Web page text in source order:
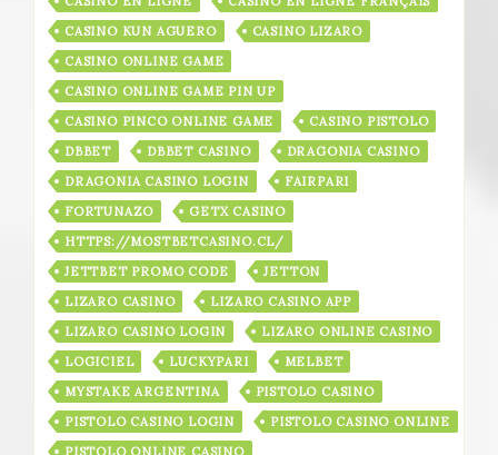
CASINO KUN AGUERO
CASINO LIZARO
CASINO ONLINE GAME
CASINO ONLINE GAME PIN UP
CASINO PINCO ONLINE GAME
CASINO PISTOLO
DBBET
DBBET CASINO
DRAGONIA CASINO
DRAGONIA CASINO LOGIN
FAIRPARI
FORTUNAZO
GETX CASINO
HTTPS://MOSTBETCASINO.CL/
JETTBET PROMO CODE
JETTON
LIZARO CASINO
LIZARO CASINO APP
LIZARO CASINO LOGIN
LIZARO ONLINE CASINO
LOGICIEL
LUCKYPARI
MELBET
MYSTAKE ARGENTINA
PISTOLO CASINO
PISTOLO CASINO LOGIN
PISTOLO CASINO ONLINE
PISTOLO ONLINE CASINO